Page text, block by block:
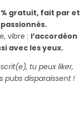
% gratuit, fait par et
vibre : l’accordéon
avec les yeux.
tu peux liker,
pubs disparaissent !